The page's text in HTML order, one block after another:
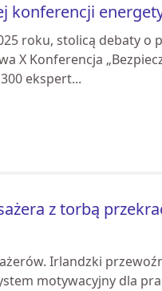
konferencji
roku, stolicą debaty o
X Konferencja
ekspert...
z torbą
Irlandzki
motywacyjny dla